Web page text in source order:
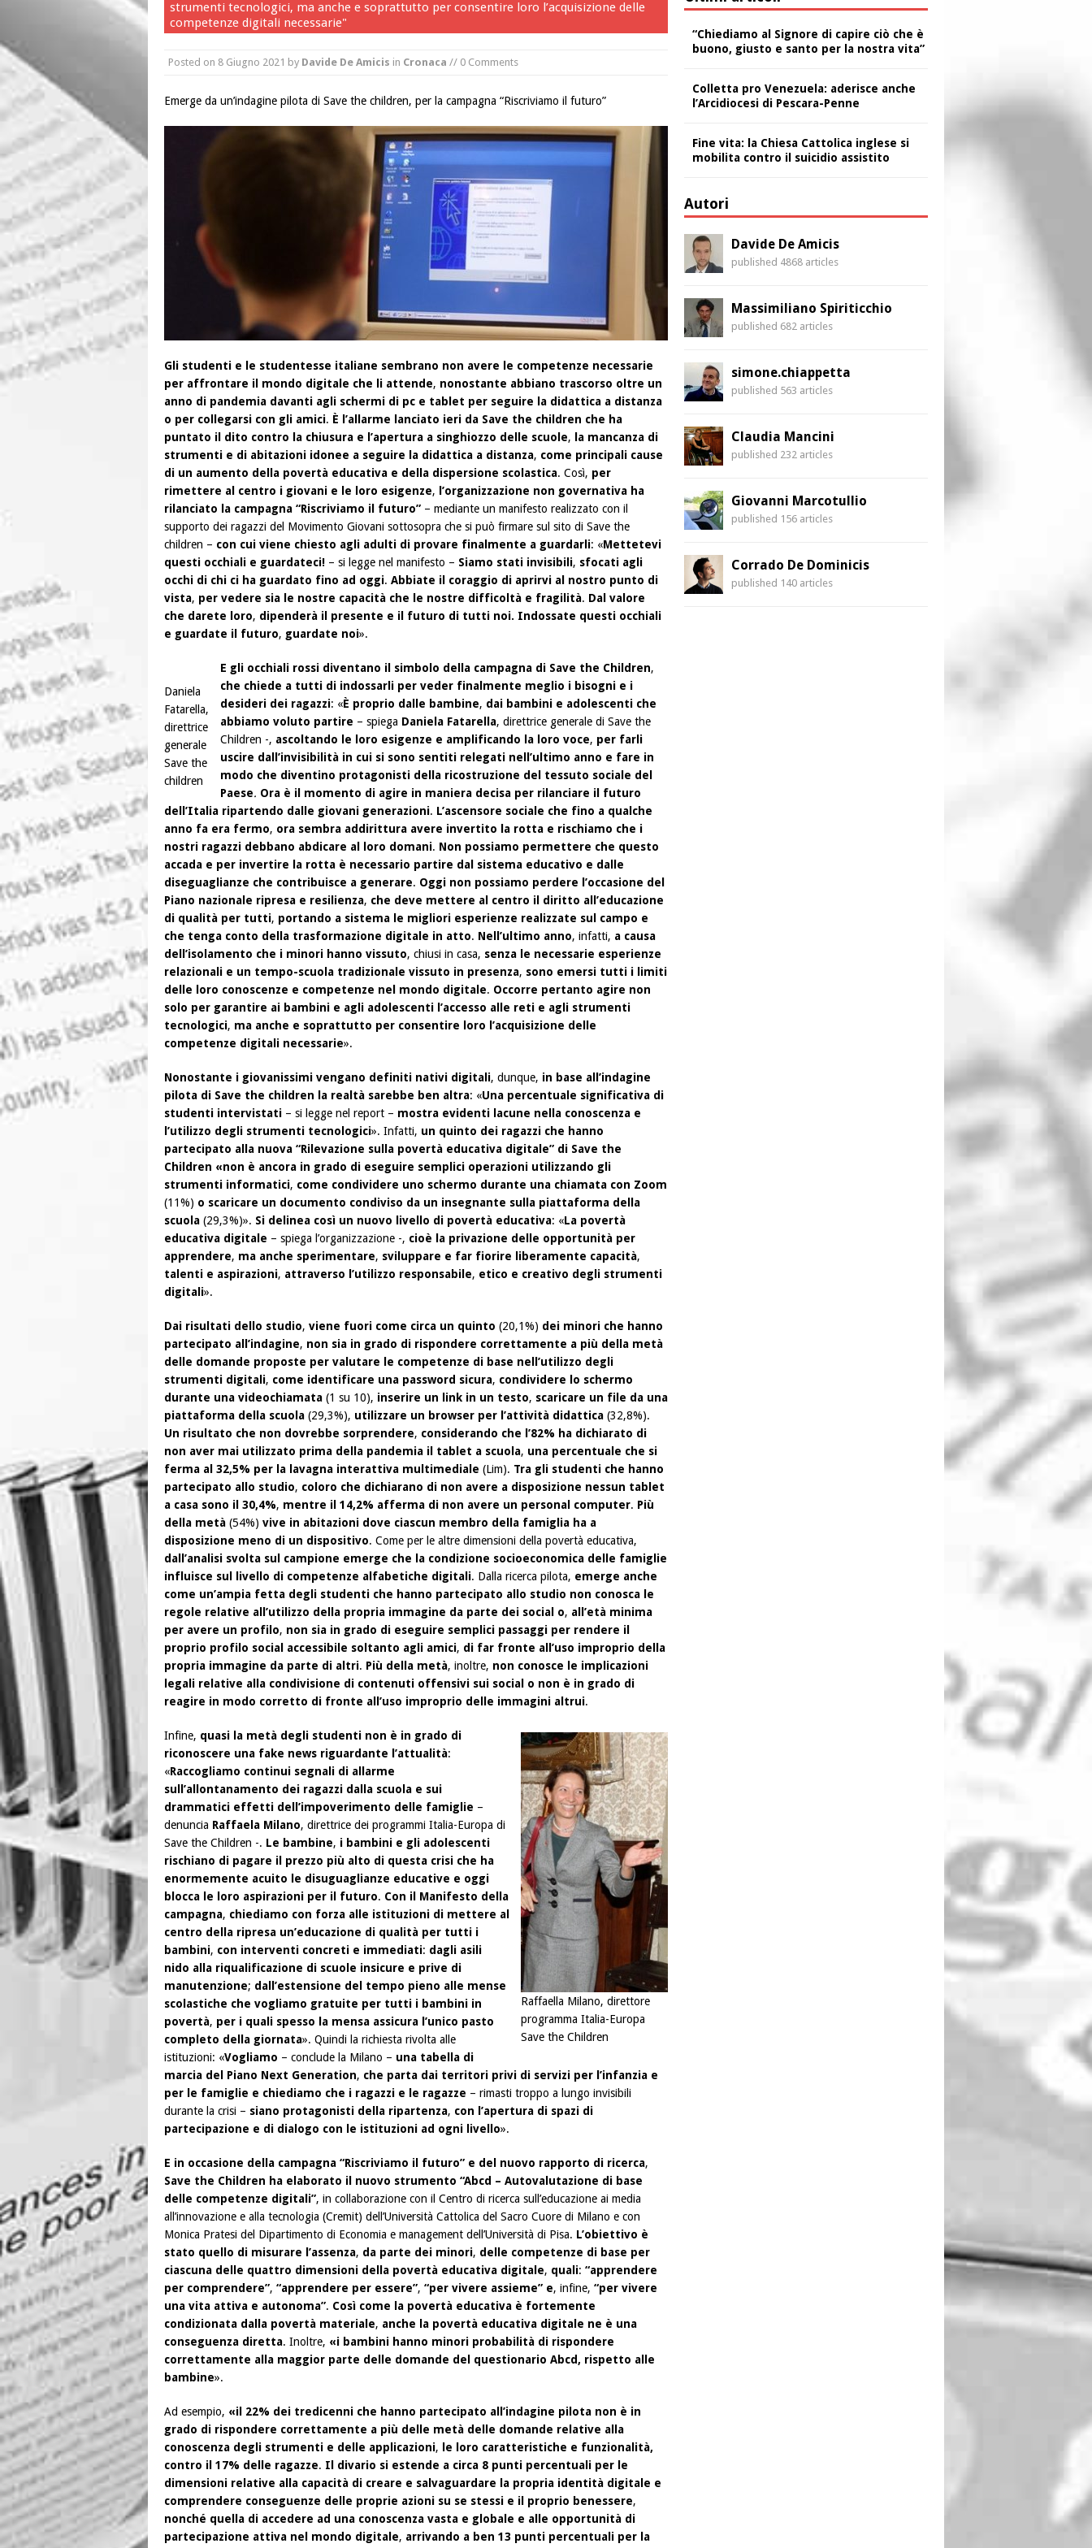
strumenti tecnologici, ma anche e soprattutto per consentire loro l’acquisizione delle
competenze digitali necessarie"
Posted on 8 Giugno 2021 by Davide De Amicis in Cronaca // 0 Comments
Emerge da un’indagine pilota di Save the children, per la campagna “Riscriviamo il futuro”
Gli studenti e le studentesse italiane sembrano non avere le competenze necessarie
per affrontare il mondo digitale che li attende, nonostante abbiano trascorso oltre un
anno di pandemia davanti agli schermi di pc e tablet per seguire la didattica a distanza
o per collegarsi con gli amici. È l’allarme lanciato ieri da Save the children che ha
puntato il dito contro la chiusura e l’apertura a singhiozzo delle scuole,
la mancanza di
strumenti e di abitazioni idonee a seguire la didattica a distanza, come principali cause
di un aumento della povertà educativa e della dispersione scolastica. Così, per
rimettere al centro i giovani e le loro esigenze, l’organizzazione non governativa ha
rilanciato la campagna “Riscriviamo il futuro” – mediante un manifesto realizzato con il
supporto dei ragazzi del Movimento Giovani sottosopra che si può firmare sul sito di Save the
children – con cui viene chiesto agli adulti di provare finalmente a guardarli: «Mettetevi
questi occhiali e guardateci! – si legge nel manifesto – Siamo stati invisibili, sfocati agli
occhi di chi ci ha guardato fino ad oggi. Abbiate il coraggio di aprirvi al nostro punto di
vista, per vedere sia le nostre capacità che le nostre difficoltà e fragilità. Dal valore
che darete loro, dipenderà il presente e il futuro di tutti noi. Indossate questi occhiali
e guardate il futuro, guardate noi».
Daniela
Fatarella,
direttrice
generale
Save the
children
E gli occhiali rossi diventano il simbolo della campagna di Save the Children,
che chiede a tutti di indossarli per veder finalmente meglio i bisogni e i
desideri dei ragazzi: «È proprio dalle bambine, dai bambini e adolescenti che
abbiamo voluto partire – spiega Daniela Fatarella, direttrice generale di Save the
Children -, ascoltando le loro esigenze e amplificando la loro voce, per farli
uscire dall’invisibilità in cui si sono sentiti relegati nell’ultimo anno e fare in
modo che diventino protagonisti della ricostruzione del tessuto sociale del
Paese. Ora è il momento di agire in maniera decisa per rilanciare il futuro
dell’Italia ripartendo dalle giovani generazioni. L’ascensore sociale che fino a qualche
anno fa era fermo, ora sembra addirittura avere invertito la rotta e rischiamo che i
nostri ragazzi debbano abdicare al loro domani. Non possiamo permettere che questo
accada e per invertire la rotta è necessario partire dal sistema educativo e dalle
diseguaglianze che contribuisce a generare. Oggi non possiamo perdere l’occasione del
Piano nazionale ripresa e resilienza, che deve mettere al centro il diritto all’educazione
di qualità per tutti, portando a sistema le migliori esperienze realizzate sul campo e
che tenga conto della trasformazione digitale in atto. Nell’ultimo anno, infatti, a causa
dell’isolamento che i minori hanno vissuto, chiusi in casa, senza le necessarie esperienze
relazionali e un tempo-scuola tradizionale vissuto in presenza, sono emersi tutti i limiti
delle loro conoscenze e competenze nel mondo digitale. Occorre pertanto agire non
solo per garantire ai bambini e agli adolescenti l’accesso alle reti e agli strumenti
tecnologici, ma anche e soprattutto per consentire loro l’acquisizione delle
competenze digitali necessarie».
Nonostante i giovanissimi vengano definiti nativi digitali, dunque, in base all’indagine
pilota di Save the children la realtà sarebbe ben altra: «Una percentuale significativa di
studenti intervistati – si legge nel report – mostra evidenti lacune nella conoscenza e
l’utilizzo degli strumenti tecnologici». Infatti, un quinto dei ragazzi che hanno
partecipato alla nuova “Rilevazione sulla povertà educativa digitale” di Save the
Children «non è ancora in grado di eseguire semplici operazioni utilizzando gli
strumenti informatici, come condividere uno schermo durante una chiamata con Zoom
(11%) o scaricare un documento condiviso da un insegnante sulla piattaforma della
scuola (29,3%)». Si delinea così un nuovo livello di povertà educativa: «La povertà
educativa digitale – spiega l’organizzazione -, cioè la privazione delle opportunità per
apprendere, ma anche sperimentare, sviluppare e far fiorire liberamente capacità,
talenti e aspirazioni, attraverso l’utilizzo responsabile, etico e creativo degli strumenti
digitali».
Dai risultati dello studio, viene fuori come circa un quinto (20,1%) dei minori che hanno
partecipato all’indagine, non sia in grado di rispondere correttamente a più della metà
delle domande proposte per valutare le competenze di base nell’utilizzo degli
strumenti digitali, come identificare una password sicura, condividere lo schermo
durante una videochiamata (1 su 10), inserire un link in un testo, scaricare un file da una
piattaforma della scuola (29,3%), utilizzare un browser per l’attività didattica (32,8%).
Un risultato che non dovrebbe sorprendere, considerando che l’82% ha dichiarato di
non aver mai utilizzato prima della pandemia il tablet a scuola, una percentuale che si
ferma al 32,5% per la lavagna interattiva multimediale (Lim). Tra gli studenti che hanno
partecipato allo studio, coloro che dichiarano di non avere a disposizione nessun tablet
a casa sono il 30,4%, mentre il 14,2% afferma di non avere un personal computer. Più
della metà (54%) vive in abitazioni dove ciascun membro della famiglia ha a
disposizione meno di un dispositivo. Come per le altre dimensioni della povertà educativa,
dall’analisi svolta sul campione emerge che la condizione socioeconomica delle famiglie
influisce sul livello di competenze alfabetiche digitali. Dalla ricerca pilota, emerge anche
come un’ampia fetta degli studenti che hanno partecipato allo studio non conosca le
regole relative all’utilizzo della propria immagine da parte dei social o, all’età minima
per avere un profilo, non sia in grado di eseguire semplici passaggi per rendere il
proprio profilo social accessibile soltanto agli amici, di far fronte all’uso improprio della
propria immagine da parte di altri. Più della metà, inoltre, non conosce le implicazioni
legali relative alla condivisione di contenuti offensivi sui social o non è in grado di
reagire in modo corretto di fronte all’uso improprio delle immagini altrui.
Raffaella Milano, direttore
programma Italia-Europa
Save the Children
Infine, quasi la metà degli studenti non è in grado di
riconoscere una fake news riguardante l’attualità:
«Raccogliamo continui segnali di allarme
sull’allontanamento dei ragazzi dalla scuola e sui
drammatici effetti dell’impoverimento delle famiglie –
denuncia Raffaela Milano, direttrice dei programmi Italia-Europa di
Save the Children -. Le bambine, i bambini e gli adolescenti
rischiano di pagare il prezzo più alto di questa crisi che ha
enormemente acuito le disuguaglianze educative e oggi
blocca le loro aspirazioni per il futuro. Con il Manifesto della
campagna, chiediamo con forza alle istituzioni di mettere al
centro della ripresa un’educazione di qualità per tutti i
bambini, con interventi concreti e immediati: dagli asili
nido alla riqualificazione di scuole insicure e prive di
manutenzione; dall’estensione del tempo pieno alle mense
scolastiche che vogliamo gratuite per tutti i bambini in
povertà, per i quali spesso la mensa assicura l’unico pasto
completo della giornata». Quindi la richiesta rivolta alle
istituzioni: «Vogliamo – conclude la Milano – una tabella di
marcia del Piano Next Generation, che parta dai territori privi di servizi per l’infanzia e
per le famiglie e chiediamo che i ragazzi e le ragazze – rimasti troppo a lungo invisibili
durante la crisi – siano protagonisti della ripartenza, con l’apertura di spazi di
partecipazione e di dialogo con le istituzioni ad ogni livello».
E in occasione della campagna “Riscriviamo il futuro” e del nuovo rapporto di ricerca,
Save the Children ha elaborato il nuovo strumento “Abcd – Autovalutazione di base
delle competenze digitali”, in collaborazione con il Centro di ricerca sull’educazione ai media
all’innovazione e alla tecnologia (Cremit) dell’Università Cattolica del Sacro Cuore di Milano e con
Monica Pratesi del Dipartimento di Economia e management dell’Università di Pisa. L’obiettivo è
stato quello di misurare l’assenza, da parte dei minori, delle competenze di base per
ciascuna delle quattro dimensioni della povertà educativa digitale, quali: “apprendere
per comprendere”, “apprendere per essere”, “per vivere assieme” e, infine, “per vivere
una vita attiva e autonoma”. Così come la povertà educativa è fortemente
condizionata dalla povertà materiale, anche la povertà educativa digitale ne è una
conseguenza diretta. Inoltre, «i bambini hanno minori probabilità di rispondere
correttamente alla maggior parte delle domande del questionario Abcd, rispetto alle
bambine».
Ad esempio, «il 22% dei tredicenni che hanno partecipato all’indagine pilota non è in
grado di rispondere correttamente a più delle metà delle domande relative alla
conoscenza degli strumenti e delle applicazioni,
le loro caratteristiche e funzionalità,
contro il 17% delle ragazze. Il divario si estende a circa 8 punti percentuali per le
dimensioni relative alla capacità di creare e salvaguardare la propria identità digitale e
comprendere conseguenze delle proprie azioni su se stessi e il proprio benessere,
nonché quella di accedere ad una conoscenza vasta e globale e alle opportunità di
partecipazione attiva nel mondo digitale, arrivando a ben 13 punti percentuali per la
“Chiediamo al Signore di capire ciò che è
buono, giusto e santo per la nostra vita”
Colletta pro Venezuela: aderisce anche
l’Arcidiocesi di Pescara-Penne
Fine vita: la Chiesa Cattolica inglese si
mobilita contro il suicidio assistito
Autori
Davide De Amicis
published 4868 articles
Massimiliano Spiriticchio
published 682 articles
simone.chiappetta
published 563 articles
Claudia Mancini
published 232 articles
Giovanni Marcotullio
published 156 articles
Corrado De Dominicis
published 140 articles